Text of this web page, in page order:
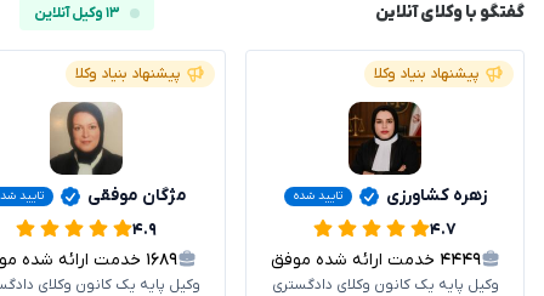
گفتگو با وکلای آنلاین ۱۳ وکیل آنلاین
پیشنهاد بنیاد وکلا
زهره کشاورزی تایید شده
۴.۷
۴۴۴۹ خدمت ارائه شده موفق
وکیل پایه یک کانون وکلای دادگستری
پیشنهاد بنیاد وکلا
مژگان موفقی تایید
۴.۹
۱۶۸۹ خدمت ارائه شده موفق
وکیل پایه یک کانون وکلای